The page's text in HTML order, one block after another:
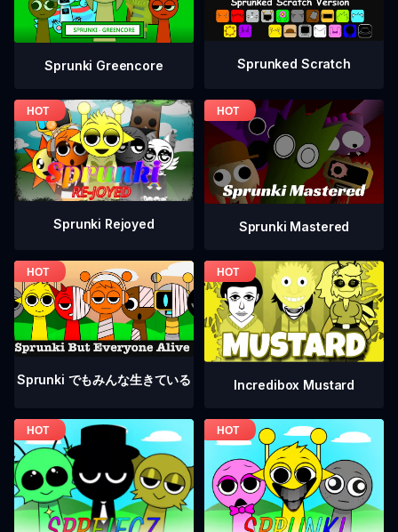
Sprunki Greencore Sprunked Scratch
Sprunki Rejoyed Sprunki Mastered
Sprunki でもみんな生きている Incredibox Mustard